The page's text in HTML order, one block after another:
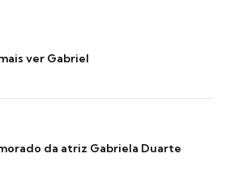
ver Gabriel
da atriz Gabriela Duarte